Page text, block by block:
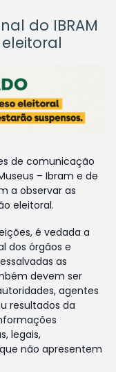
do IBRAM
de comunicação
– Ibram e de
a observar as
eleitoral.
é vedada a
dos órgãos e
as
devem ser
agentes
resultados da
legais,
não apresentem